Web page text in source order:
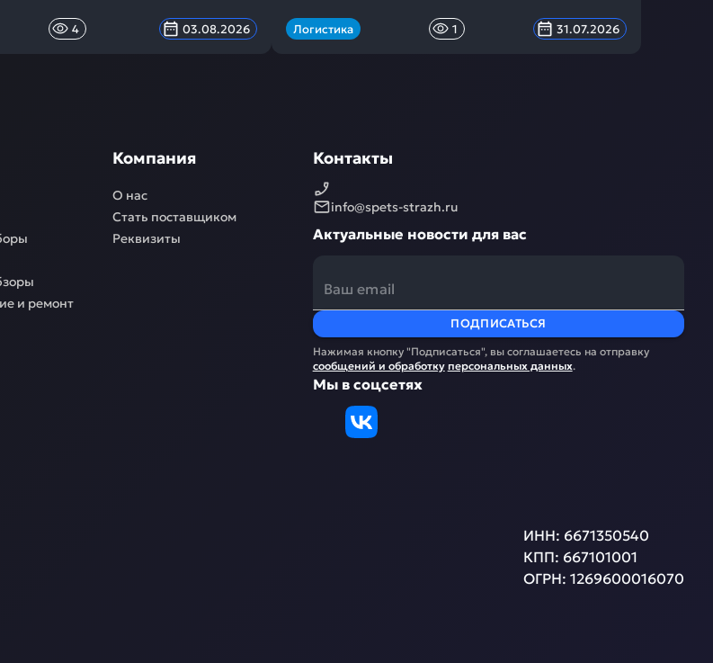
4 03.08.2026 Логистика 1 31.07.2026
и ремонт
Компания
О нас
Стать поставщиком
Реквизиты
Контакты
info@spets-strazh.ru
Актуальные новости для вас
ПОДПИСАТЬСЯ
Нажимая кнопку "Подписаться", вы соглашаетесь на отправку
сообщений и обработку персональных данных.
Мы в соцсетях
ИНН: 6671350540
КПП: 667101001
ОГРН: 1269600016070